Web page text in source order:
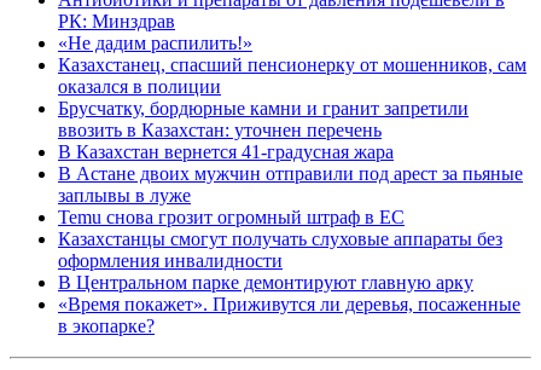
РК: Минздрав
«Не дадим распилить!»
Казахстанец, спасший пенсионерку от мошенников, сам
оказался в полиции
Брусчатку, бордюрные камни и гранит запретили
ввозить в Казахстан: уточнен перечень
В Казахстан вернется 41-градусная жара
В Астане двоих мужчин отправили под арест за пьяные
заплывы в луже
Temu снова грозит огромный штраф в ЕС
Казахстанцы смогут получать слуховые аппараты без
оформления инвалидности
В Центральном парке демонтируют главную арку
«Время покажет». Приживутся ли деревья, посаженные
в экопарке?